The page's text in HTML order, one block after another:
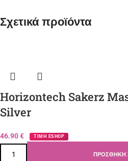
Σχετικά προϊόντα
Horizontech Sakerz
Silver
46.90€ ΤΙΜΗ ESHOP
ΠΡΟΣΘΉΚΗ